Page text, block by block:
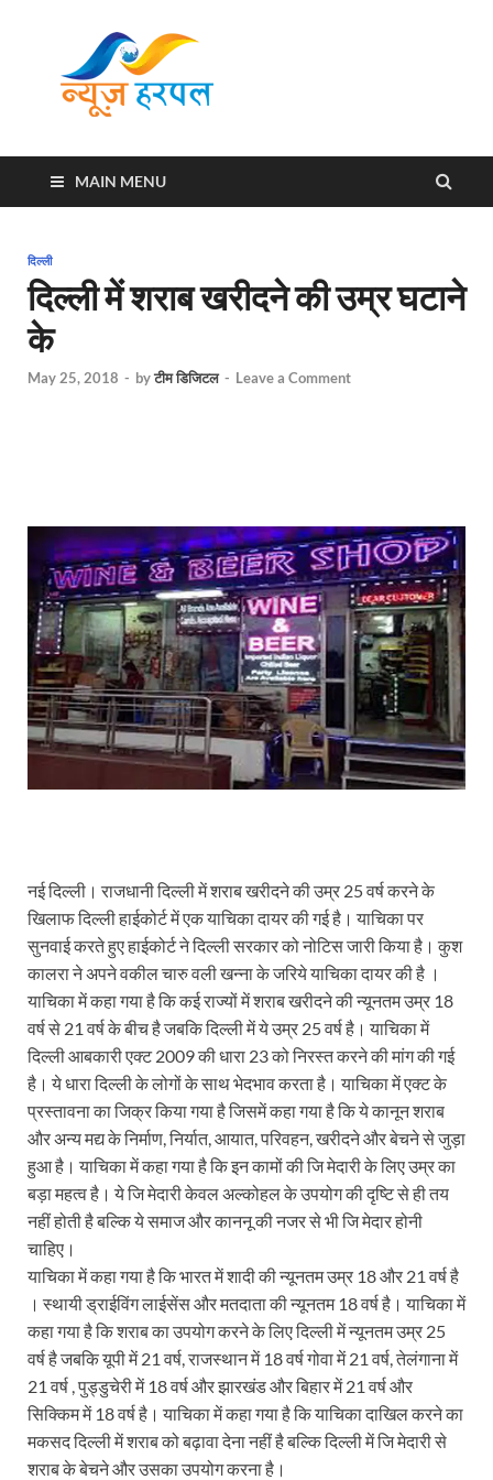
MAIN MENU
दिल्ली
दिल्ली में शराब खरीदने की उम्र घटाने
के
May 25, 2018 - byटीम डिजिटल - Leave a Comment
नई दिल्ली। राजधानी दिल्ली में शराब खरीदने की उम्र 25 वर्ष करने के
खिलाफ दिल्ली हाईकोर्ट में एक याचिका दायर की गई है। याचिका पर
सुनवाई करते हुए हाईकोर्ट ने दिल्ली सरकार को नोटिस जारी किया है। कुश
कालरा ने अपने वकील चारु वली खन्ना के जरिये याचिका दायर की है ।
याचिका में कहा गया है कि कई राज्यों में शराब खरीदने की न्यूनतम उम्र 18
वर्ष से 21 वर्ष के बीच है जबकि दिल्ली में ये उम्र 25 वर्ष है। याचिका में
दिल्ली आबकारी एक्ट 2009 की धारा 23 को निरस्त करने की मांग की गई
है। ये धारा दिल्ली के लोगों के साथ भेदभाव करता है। याचिका में एक्ट के
प्रस्तावना का जिक्र किया गया है जिसमें कहा गया है कि ये कानून शराब
और अन्य मद्य के निर्माण, निर्यात, आयात, परिवहन, खरीदने और बेचने से जुड़ा
हुआ है। याचिका में कहा गया है कि इन कामों की जि मेदारी के लिए उम्र का
बड़ा महत्व है। ये जि मेदारी केवल अल्कोहल के उपयोग की दृष्टि से ही तय
नहीं होती है बल्कि ये समाज और काननू की नजर से भी जि मेदार होनी
चाहिए।
याचिका में कहा गया है कि भारत में शादी की न्यूनतम उम्र 18 और 21 वर्ष है
। स्थायी ड्राईविंग लाईसेंस और मतदाता की न्यूनतम 18 वर्ष है। याचिका में
कहा गया है कि शराब का उपयोग करने के लिए दिल्ली में न्यूनतम उम्र 25
वर्ष है जबकि यूपी में 21 वर्ष, राजस्थान में 18 वर्ष गोवा में 21 वर्ष, तेलंगाना में
21 वर्ष , पुड्डुचेरी में 18 वर्ष और झारखंड और बिहार में 21 वर्ष और
सिक्किम में 18 वर्ष है। याचिका में कहा गया है कि याचिका दाखिल करने का
मकसद दिल्ली में शराब को बढ़ावा देना नहीं है बल्कि दिल्ली में जि मेदारी से
शराब के बेचने और उसका उपयोग करना है।